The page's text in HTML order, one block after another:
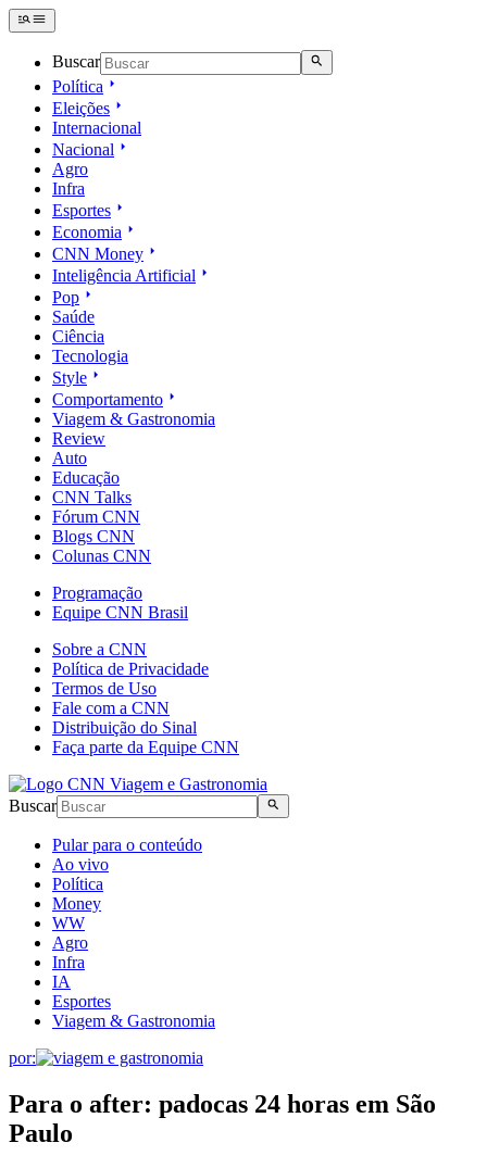
Buscar
Política
Eleições
Internacional
Nacional
Agro
Infra
Esportes
Economia
CNN Money
Inteligência Artificial
Pop
Saúde
Ciência
Tecnologia
Style
Comportamento
Viagem & Gastronomia
Review
Auto
Educação
CNN Talks
Fórum CNN
Blogs CNN
Colunas CNN
Programação
Equipe CNN Brasil
Sobre a CNN
Política de Privacidade
Termos de Uso
Fale com a CNN
Distribuição do Sinal
Faça parte da Equipe CNN
Buscar
Pular para o conteúdo
Ao vivo
Política
Money
WW
Agro
Infra
IA
Esportes
Viagem & Gastronomia
por:
Para o after: padocas 24 horas em São
Paulo